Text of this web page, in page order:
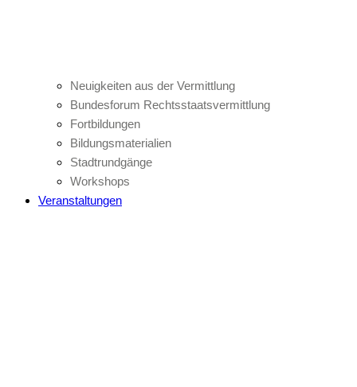
Neuigkeiten aus der Vermittlung
Bundesforum Rechtsstaatsvermittlung
Fortbildungen
Bildungsmaterialien
Stadtrundgänge
Workshops
Veranstaltungen